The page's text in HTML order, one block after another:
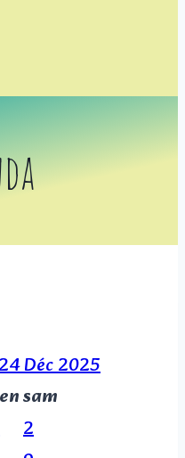
Déc2025
sam
2